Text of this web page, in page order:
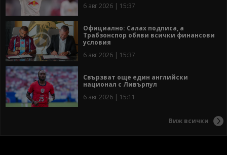
6 авг 2026 | 15:37
Официално: Салах подписа, а
Трабзонспор обяви всички финансови
условия
6 авг 2026 | 15:37
Свързват още един английски
национал с Ливърпул
6 авг 2026 | 15:11
Виж всички